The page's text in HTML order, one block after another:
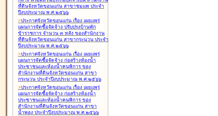
ที่ดินจังหวัดขอนแก่น สาขาชุมแพ ประจำ
ปีงบประมาณ พ.ศ.๒๕๖๖
>ประกาศจังหวัดขอนแก่น เรื่อง เผยแพร่
แผนการจัดซื้อจัดจ้าง ปรับปรุงบ้านพัก
ข้าราชการ จำนวน ๓ หลัง ของสำนักงาน
ที่ดินจังหวัดขอนแก่น สาขากระนวน ประจำ
ปีงบประมาณ พ.ศ.๒๕๖๖
>ประกาศจังหวัดขอนแก่น เรื่อง เผยแพร่
แผนการจัดซื้อจัดจ้าง ก่อสร้างห้องน้ำ
ประชาชนและห้องน้ำคนพิการ ของ
สำนักงานที่ดินจังหวัดขอนแก่น สาขา
กระนวน ประจำปีงบประมาณ พ.ศ.๒๕๖๖
>ประกาศจังหวัดขอนแก่น เรื่อง เผยแพร่
แผนการจัดซื้อจัดจ้าง ก่อสร้างห้องน้ำ
ประชาชนและห้องน้ำคนพิการ ของ
สำนักงานที่ดินจังหวัดขอนแก่น สาขา
น้ำพอง ประจำปีงบประมาณ พ.ศ.๒๕๖๖